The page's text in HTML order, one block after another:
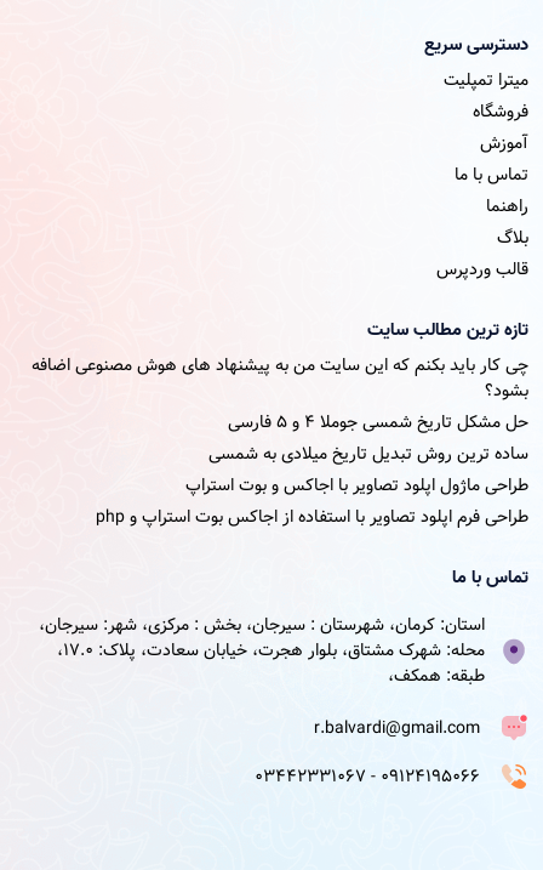
دسترسی سریع
میترا تمپلیت
فروشگاه
آموزش
تماس با ما
راهنما
بلاگ
قالب وردپرس
تازه ترین مطالب سایت
چی کار باید بکنم که این سایت من به پیشنهاد های هوش مصنوعی اضافه
بشود؟
حل مشکل تاریخ شمسی جوملا ۴ و ۵ فارسی
ساده ترین روش تبدیل تاریخ میلادی به شمسی
طراحی ماژول اپلود تصاویر با اجاکس و بوت استراپ
طراحی فرم اپلود تصاویر با استفاده از اجاکس بوت استراپ و php
تماس با ما
استان: کرمان، شهرستان : سیرجان، بخش : مرکزی، شهر: سیرجان،
محله: شهرک مشتاق، بلوار هجرت، خیابان سعادت، پلاک: 17.0،
طبقه: همکف،